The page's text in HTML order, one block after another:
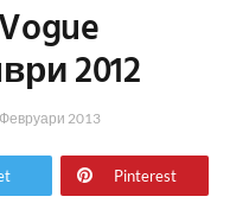
2012
2013
Pinterest